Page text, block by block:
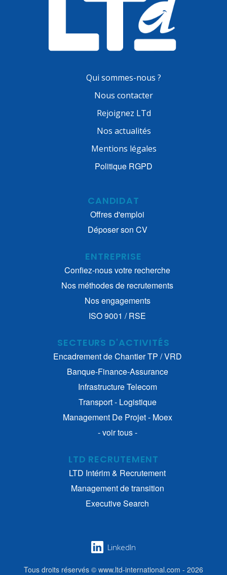
Qui sommes-nous ?
Nous contacter
Rejoignez LTd
Nos actualités
Mentions légales
Politique RGPD
CANDIDAT
Offres d'emploi
Déposer son CV
ENTREPRISE
Confiez-nous votre recherche
Nos méthodes de recrutements
Nos engagements
ISO 9001 / RSE
SECTEURS D'ACTIVITÉS
Encadrement de Chantier TP / VRD
Banque-Finance-Assurance
Infrastructure Telecom
Transport - Logistique
Management De Projet - Moex
- voir tous -
LTD RECRUTEMENT
LTD Intérim & Recrutement
Management de transition
Executive Search
LinkedIn
Tous droits réservés © www.ltd-international.com - 2026